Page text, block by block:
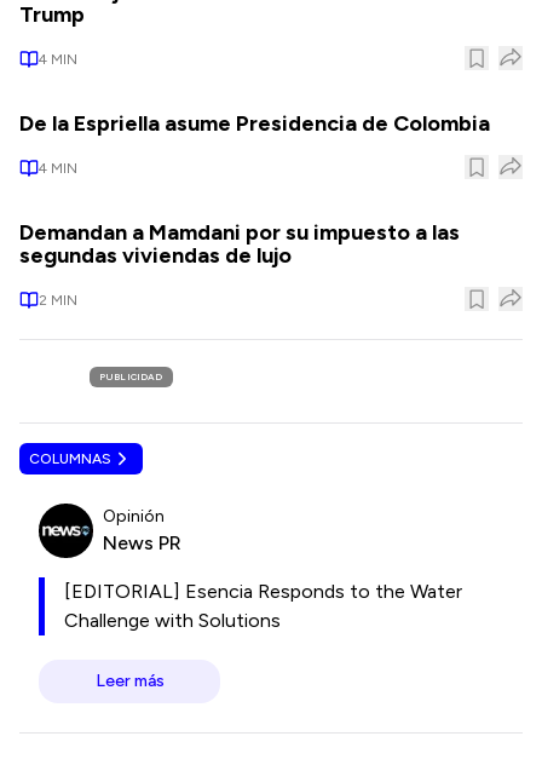
Trump
4 MIN
De la Espriella asume Presidencia de Colombia
4 MIN
Demandan a Mamdani por su impuesto a las
segundas viviendas de lujo
2 MIN
PUBLICIDAD
COLUMNAS
Opinión
News PR
[EDITORIAL] Esencia Responds to the Water
Challenge with Solutions
Leer más